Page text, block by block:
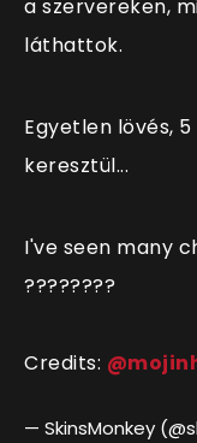
a szervereken,
láthattok.
Egyetlen lövés,
keresztül...
I've seen many
????????
Credits:
— SkinsMonkey